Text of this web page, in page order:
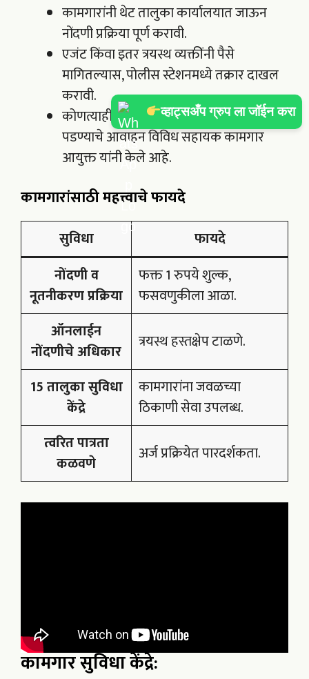
कामगारांनी थेट तालुका कार्यालयात जाऊन
नोंदणी प्रक्रिया पूर्ण करावी.
एजंट किंवा इतर त्रयस्थ व्यक्तींनी पैसे
मागितल्यास, पोलीस स्टेशनमध्ये तक्रार दाखल
करावी.
कोणत्याही प्रकारच्या भूलथापांना बळी न
पडण्याचे आवाहन विविध सहायक कामगार
आयुक्त यांनी केले आहे.
कामगारांसाठी महत्त्वाचे फायदे
सुविधा
फायदे
नोंदणी व
नूतनीकरण प्रक्रिया
फक्त 1 रुपये शुल्क,
फसवणुकीला आळा.
ऑनलाईन
नोंदणीचे अधिकार
त्रयस्थ हस्तक्षेप टाळणे.
15 तालुका सुविधा
केंद्रे
कामगारांना जवळच्या
ठिकाणी सेवा उपलब्ध.
त्वरित पात्रता
कळवणे
अर्ज प्रक्रियेत पारदर्शकता.
कामगार सुविधा केंद्रे:
व्हाट्सअँप ग्रुप ला जॉईन करा